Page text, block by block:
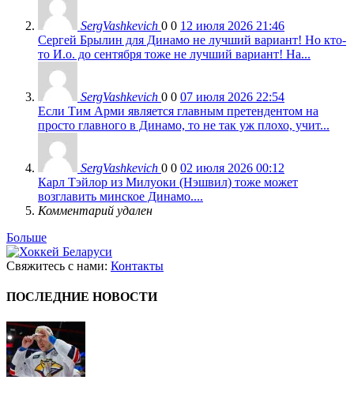
SergVashkevich 0 0 12 июля 2026 21:46
Сергей Брылин для Динамо не лучший вариант! Но кто-
то И.о. до сентября тоже не лучший вариант! На...
SergVashkevich 0 0 07 июля 2026 22:54
Если Тим Арми является главным претендентом на
просто главного в Динамо, то не так уж плохо, учит...
SergVashkevich 0 0 02 июля 2026 00:12
Карл Тэйлор из Милуоки (Нэшвил) тоже может
возглавить минское Динамо....
Комментарий удален
Больше
Свяжитесь с нами: Контакты
ПОСЛЕДНИЕ НОВОСТИ